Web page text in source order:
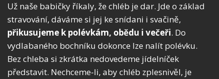
Už naše babičky říkaly, že chléb je dar. Jde o základ
stravování, dáváme si jej ke snídani i svačině,
přikusujeme k polévkám, obědu i večeři. Do
vydlabaného bochníku dokonce lze nalít polévku.
Bez chleba si zkrátka nedovedeme jídelníček
představit. Nechceme-li, aby chléb zplesnivěl, je